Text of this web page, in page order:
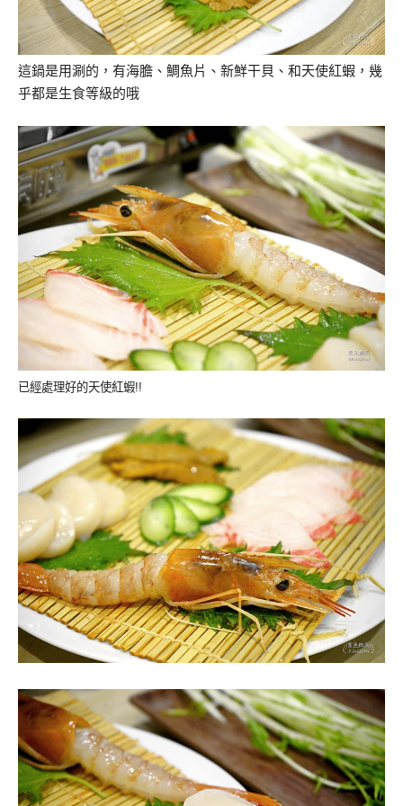
這鍋是用涮的，有海膽、鯛魚片、新鮮干貝、和天使紅蝦，幾
乎都是生食等級的哦
已經處理好的天使紅蝦!!